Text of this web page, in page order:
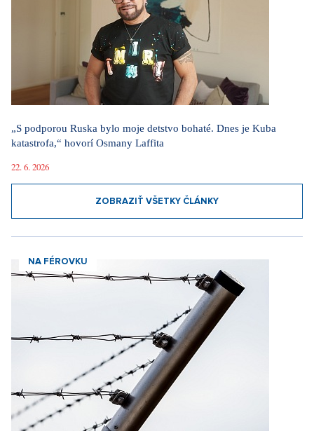
„S podporou Ruska bylo moje detstvo bohaté. Dnes je Kuba
katastrofa,“ hovorí Osmany Laffita
22. 6. 2026
ZOBRAZIŤ VŠETKY ČLÁNKY
NA FÉROVKU